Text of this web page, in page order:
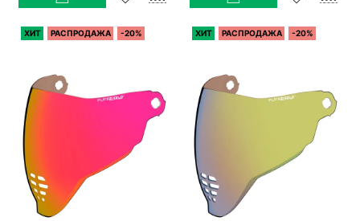
ХИТ РАСПРОДАЖА -20% ХИТ РАСПРОДАЖА -20%